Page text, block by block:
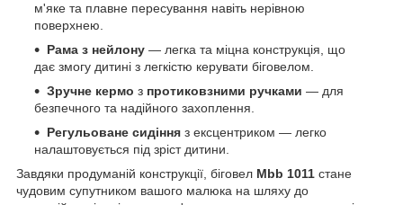
м'яке та плавне пересування навіть нерівною
поверхнею.
Рама з нейлону — легка та міцна конструкція, що
дає змогу дитині з легкістю керувати біговелом.
Зручне кермо з протиковзними ручками — для
безпечного та надійного захоплення.
Регульоване сидіння з ексцентриком — легко
налаштовується під зріст дитини.
Завдяки продуманій конструкції, біговел Mbb 1011 стане
чудовим супутником вашого малюка на шляху до